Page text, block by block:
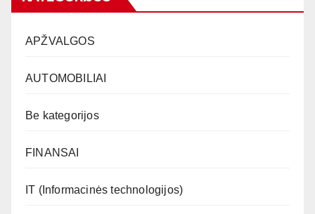
APŽVALGOS
AUTOMOBILIAI
Be kategorijos
FINANSAI
IT (Informacinės technologijos)